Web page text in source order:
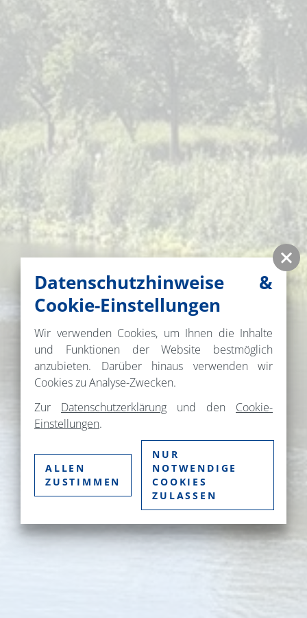
Datenschutzhinweise &
Cookie-Einstellungen
Wir verwenden Cookies, um Ihnen die Inhalte
und Funktionen der Website bestmöglich
anzubieten. Darüber hinaus verwenden wir
Cookies zu Analyse-Zwecken.
Zur Datenschutzerklärung und den Cookie-
Einstellungen.
ALLEN
ZUSTIMMEN
NUR
NOTWENDIGE
COOKIES
ZULASSEN